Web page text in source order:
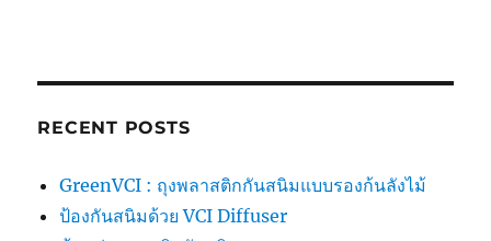
RECENT POSTS
GreenVCI : ถุงพลาสติกกันสนิมแบบรองก้นลังไม้
ป้องกันสนิมด้วย VCI Diffuser